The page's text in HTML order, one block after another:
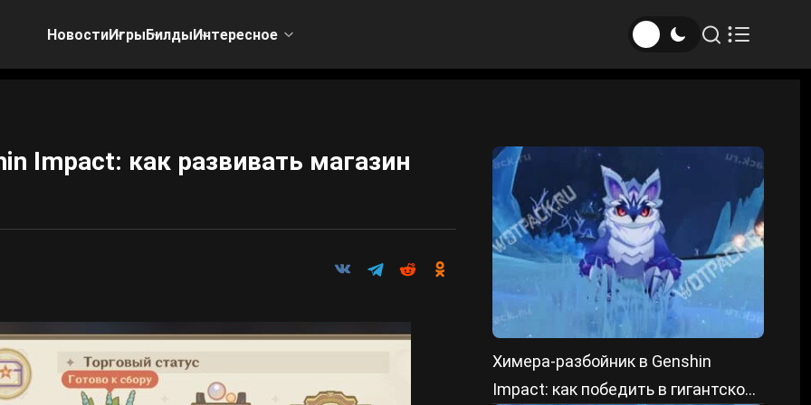
НовостиИгрыБилдыИнтересное
Impact: как развивать магазин
Химера-разбойник в Genshin
Impact: как победить в гигантской